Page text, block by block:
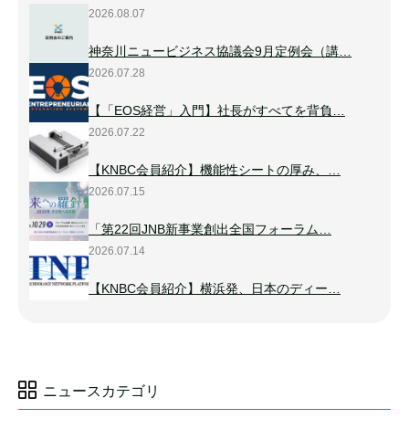
2026.08.07
神奈川ニュービジネス協議会9月定例会（講…
2026.07.28
【「EOS経営」入門】社長がすべてを背負…
2026.07.22
【KNBC会員紹介】機能性シートの厚み、…
2026.07.15
「第22回JNB新事業創出全国フォーラム…
2026.07.14
【KNBC会員紹介】横浜発、日本のディー…
ニュースカテゴリ